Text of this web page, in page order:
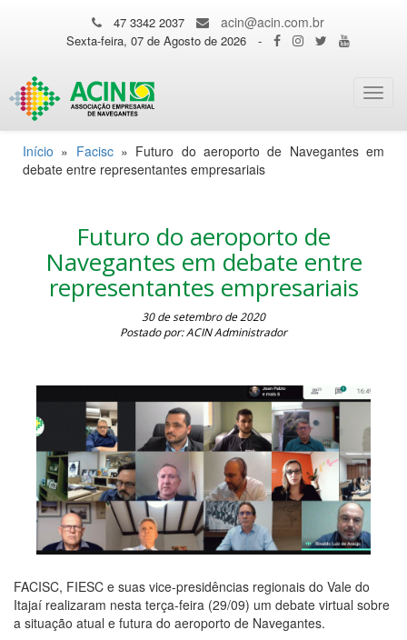
47 3342 2037 acin@acin.com.br
Sexta-feira, 07 de Agosto de 2026 -
Início » Facisc» Futuro do aeroporto de Navegantes em
debate entre representantes empresariais
Futuro do aeroporto de
Navegantes em debate entre
representantes empresariais
30 de setembro de 2020
Postado por: ACIN Administrador
FACISC, FIESC e suas vice-presidências regionais do Vale do
Itajaí realizaram nesta terça-feira (29/09) um debate virtual sobre
a situação atual e futura do aeroporto de Navegantes.